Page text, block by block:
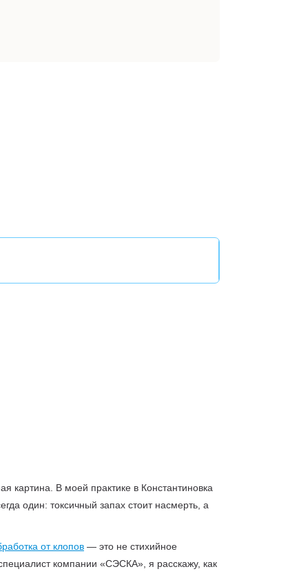
картина. В моей практике в Константиновка
один: токсичный запах стоит насмерть, а
от клопов — это не стихийное
компании «СЭСКА», я расскажу, как